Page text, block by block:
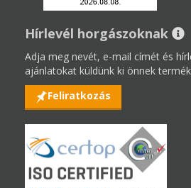
Hírlevél horgászoknak
Adja meg nevét, e-mail címét és
ajánlatokat küldünk ki önnek
Feliratkozás